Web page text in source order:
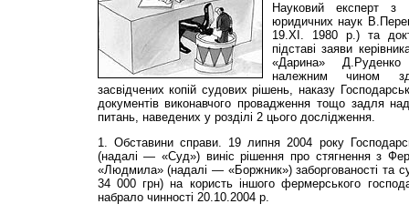
Науковий експерт з
юридичних наук
19.ХІ. 1980 р.) та
підставі заяви
«Дарина»
належним чином
засвідчених копій судових рішень, наказу
документів виконавчого провадження тощо задля
питань, наведених у розділі 2 цього дослідження.
1. Обставини справи. 19 липня 2004 року
(надалі — «Суд») виніс рішення про стягнення з
«Людмила» (надалі — «Боржник») заборгованості та
34 000 грн) на користь іншого фермерського
набрало чинності 20.10.2004 р.